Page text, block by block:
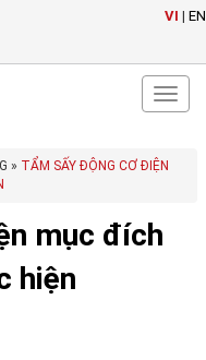
VI | EN
» TẨM SẤY ĐỘNG CƠ ĐIỆN
mục đích
hiện